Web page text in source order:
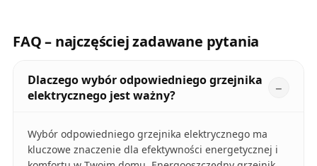
FAQ – najczęściej zadawane pytania
Dlaczego wybór odpowiedniego grzejnika
elektrycznego jest ważny?
Wybór odpowiedniego grzejnika elektrycznego ma
kluczowe znaczenie dla efektywności energetycznej i